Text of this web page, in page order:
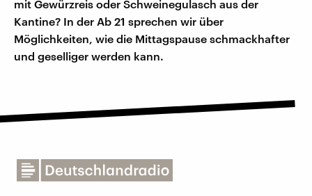
mit Gewürzreis oder Schweinegulasch aus der
Kantine? In der Ab 21 sprechen wir über
Möglichkeiten, wie die Mittagspause schmackhafter
und geselliger werden kann.